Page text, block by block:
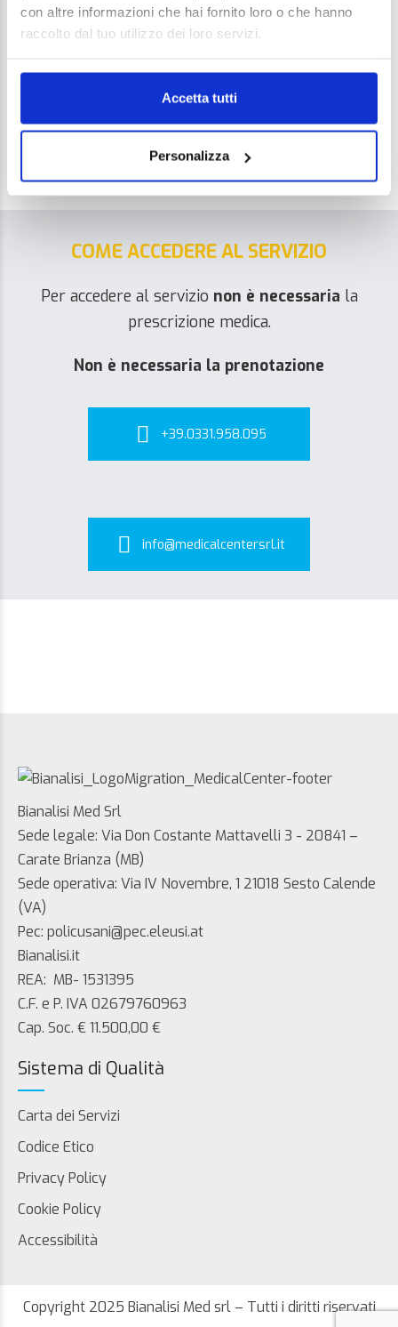
con altre informazioni che hai fornito loro o che hanno
raccolto dal tuo utilizzo dei loro servizi.
Accetta tutti
Personalizza
Check-up donna over 40 – €140
COME ACCEDERE AL SERVIZIO
Per accedere al servizio non è necessaria la
prescrizione medica.
Non è necessaria la prenotazione
+39.0331.958.095
info@medicalcentersrl.it
Bianalisi Med Srl
Sede legale: Via Don Costante Mattavelli 3 - 20841 –
Carate Brianza (MB)
Sede operativa: Via IV Novembre, 1 21018 Sesto Calende
(VA)
Pec: policusani@pec.eleusi.at
Bianalisi.it
REA: MB- 1531395
C.F. e P. IVA 02679760963
Cap. Soc. € 11.500,00 €
Sistema di Qualità
Carta dei Servizi
Codice Etico
Privacy Policy
Cookie Policy
Accessibilità
Copyright 2025 Bianalisi Med srl – Tutti i diritti riservati